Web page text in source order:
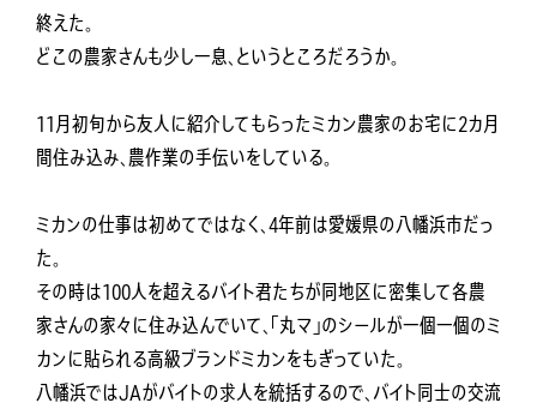
終えた。
どこの農家さんも少し一息、というところだろうか。
11月初旬から友人に紹介してもらったミカン農家のお宅に2カ月
間住み込み、農作業の手伝いをしている。
ミカンの仕事は初めてではなく、4年前は愛媛県の八幡浜市だっ
た。
その時は100人を超えるバイト君たちが同地区に密集して各農
家さんの家々に住み込んでいて、「丸マ」のシールが一個一個のミ
カンに貼られる高級ブランドミカンをもぎっていた。
八幡浜ではJAがバイトの求人を統括するので、バイト同士の交流